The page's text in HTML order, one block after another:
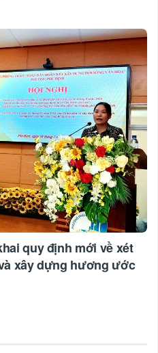
quy định mới về xét
xây dựng hương ước